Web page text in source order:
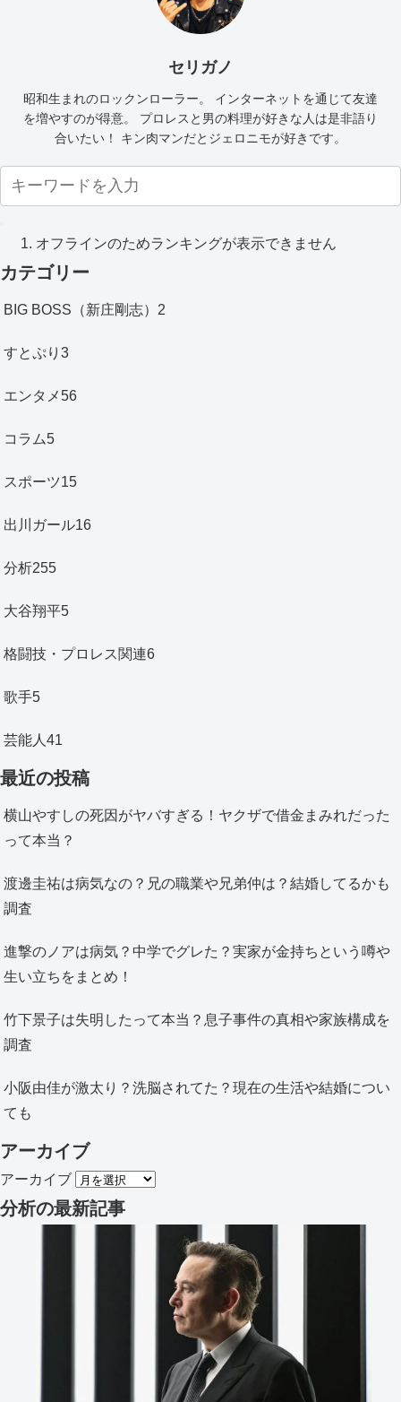
セリガノ
昭和生まれのロックンローラー。 インターネットを通じて友達
を増やすのが得意。 プロレスと男の料理が好きな人は是非語り
合いたい！ キン肉マンだとジェロニモが好きです。
オフラインのためランキングが表示できません
カテゴリー
BIG BOSS（新庄剛志） 2
すとぷり 3
エンタメ56
コラム5
スポーツ15
出川ガール16
分析255
大谷翔平5
格闘技・プロレス関連6
歌手5
芸能人 41
最近の投稿
横山やすしの死因がヤバすぎる！ヤクザで借金まみれだった
って本当？
渡邊圭祐は病気なの？兄の職業や兄弟仲は？結婚してるかも
調査
進撃のノアは病気？中学でグレた？実家が金持ちという噂や
生い立ちをまとめ！
竹下景子は失明したって本当？息子事件の真相や家族構成を
調査
小阪由佳が激太り？洗脳されてた？現在の生活や結婚につい
ても
アーカイブ
アーカイブ
分析の最新記事